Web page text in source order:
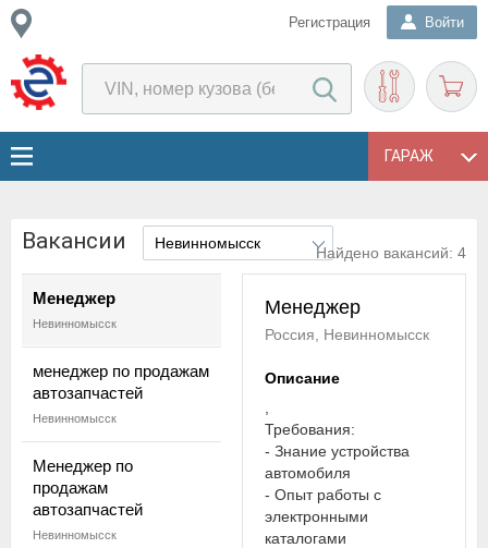
Регистрация Войти
ГАРАЖ
Вакансии
Менеджер
Невинномысск
менеджер по продажам
автозапчастей
Невинномысск
Менеджер по
продажам
автозапчастей
Невинномысск
Найдено вакансий: 4
Менеджер
Россия, Невинномысск
Описание
Требования:
- Знание устройства
автомобиля
- Опыт работы с
электронными
каталогами